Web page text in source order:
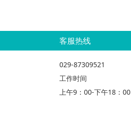
客服热线
029-87309521
工作时间
上午9：00-下午18：00